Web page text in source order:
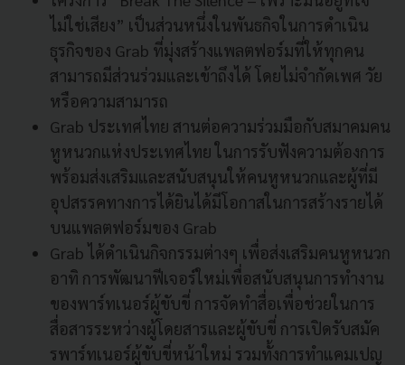
ไม่ใช่เสียง” เป็นส่วนหนึ่งในพันธกิจในการดำเนิน
ธุรกิจของ Grab ที่มุ่งสร้างแพลตฟอร์มที่ให้ทุกคน
สามารถมีส่วนร่วมและเข้าถึงได้ โดยไม่จำกัดเพศ วัย
หรือความสามารถ
Grab ประเทศไทย สานต่อความร่วมมือกับสมาคมคน
หูหนวกแห่งประเทศไทย ในการรับฟังความต้องการ
พร้อมส่งเสริมและสนับสนุนให้คนหูหนวกและผู้ที่มี
อุปสรรคทางการได้ยินได้มีโอกาสในการสร้างรายได้
บนแพลตฟอร์มของ Grab
Grab ได้ดำเนินกิจกรรมต่างๆ เพื่อส่งเสริมคนหูหนวก
อาทิ การพัฒนาฟีเจอร์ใหม่เพื่อสนับสนุนการทำงาน
ของพาร์ทเนอร์ผู้ขับขี่ การจัดทำสื่อเพื่อช่วยในการ
สื่อสารระหว่างผู้โดยสารและผู้ขับขี่ การเปิดรับสมัค
รพาร์ทเนอร์ผู้ขับขี่หน้าใหม่ รวมทั้งการทำแคมเปญ